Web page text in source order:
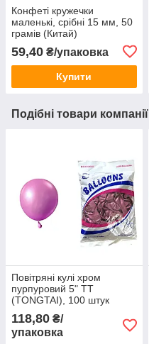
Конфеті кружечки
маленькі, срібні 15 мм, 50
грамів (Китай)
59,40 ₴/упаковка
Купити
Подібні товари компанії
Повітряні кулі хром
пурпуровий 5" TT
(TONGTAI), 100 штук
118,80 ₴/
упаковка